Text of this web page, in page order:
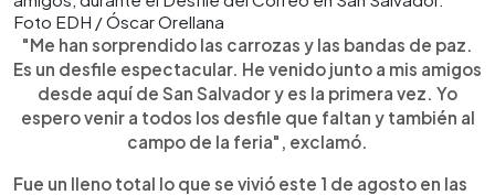
Foto EDH / Óscar Orellana
"Me han sorprendido las carrozas y las bandas de paz.
Es un desfile espectacular. He venido junto a mis amigos
desde aquí de San Salvador y es la primera vez. Yo
espero venir a todos los desfile que faltan y también al
campo de la feria", exclamó.
Fue un lleno total lo que se vivió este 1 de agosto en las